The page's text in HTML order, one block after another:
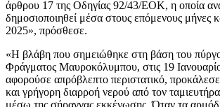
άρθρου 17 της Οδηγίας 92/43/ΕΟΚ, η οποία
δημοσιοποιηθεί μέσα στους επόμενους μήνες
2025», πρόσθεσε.
«Η βλάβη που σημειώθηκε στη βάση του
Φράγματος Μαυροκόλυμπου, στις 19
αφορούσε απρόβλεπτο περιστατικό,
και γρήγορη διαρροή νερού από τον
μέσω της σήραγγας εκκένωσης. Όταν τα